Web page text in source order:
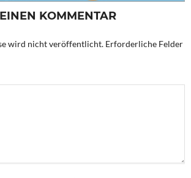
KOMMENTAR
wird nicht veröffentlicht. Erforderliche Felder